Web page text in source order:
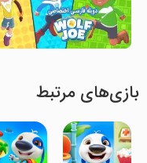
بازی‌های مرتبط